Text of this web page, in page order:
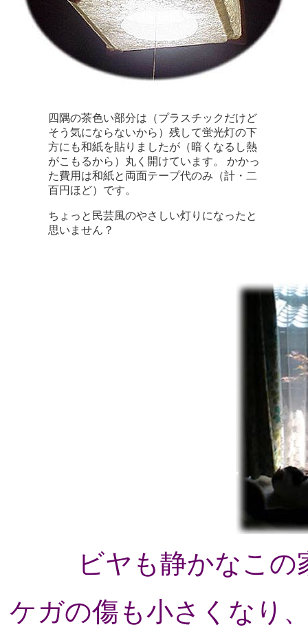
四隅の茶色い部分は（プラスチックだけど
そう気にならないから）残して蛍光灯の下
方にも和紙を貼りましたが（暗くなるし熱
がこもるから）丸く開けています。 かかっ
た費用は和紙と両面テープ代のみ（計・二
百円ほど）です。
ちょっと民芸風のやさしい灯りになったと
思いません？
ビヤも静かなこ
ケガの傷も小さくなり